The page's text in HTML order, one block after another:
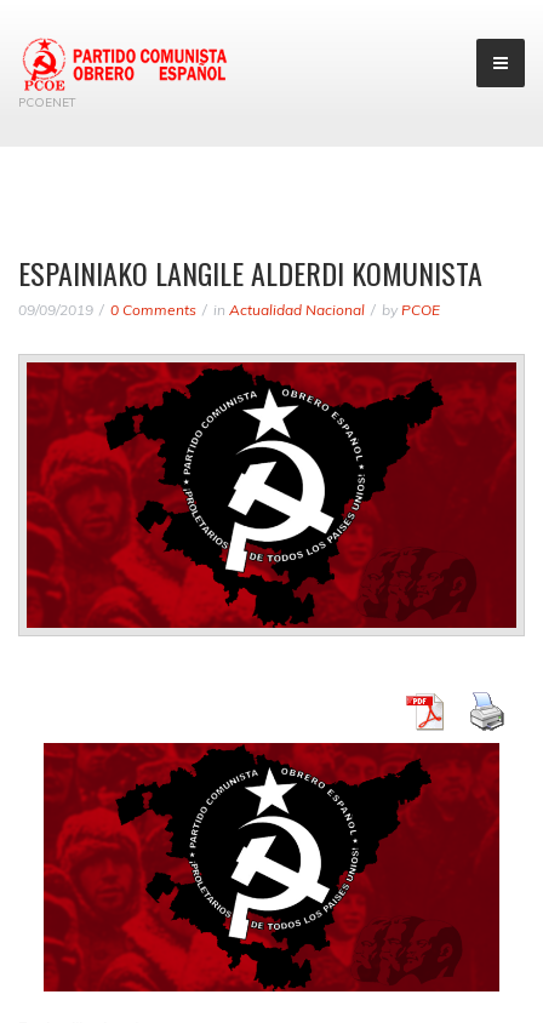
PCOENET
ESPAINIAKO LANGILE ALDERDI KOMUNISTA
09/09/2019 0 Comments in Actualidad Nacional by PCOE